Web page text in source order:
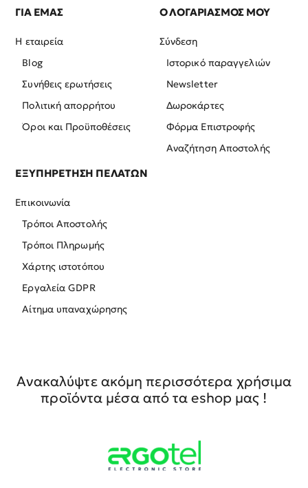
ΓΙΑ ΕΜΑΣ
Η εταιρεία
Blog
Συνήθεις ερωτήσεις
Πολιτική απορρήτου
Όροι και Προϋποθέσεις
Ο ΛΟΓΑΡΙΑΣΜΟΣ ΜΟΥ
Σύνδεση
Ιστορικό παραγγελιών
Newsletter
Δωροκάρτες
Φόρμα Επιστροφής
Αναζήτηση Αποστολής
ΕΞΥΠΗΡΕΤΗΣΗ ΠΕΛΑΤΩΝ
Επικοινωνία
Τρόποι Αποστολής
Τρόποι Πληρωμής
Χάρτης ιστοτόπου
Εργαλεία GDPR
Αίτημα υπαναχώρησης
Ανακαλύψτε ακόμη περισσότερα χρήσιμα
προϊόντα μέσα από τα eshop μας !